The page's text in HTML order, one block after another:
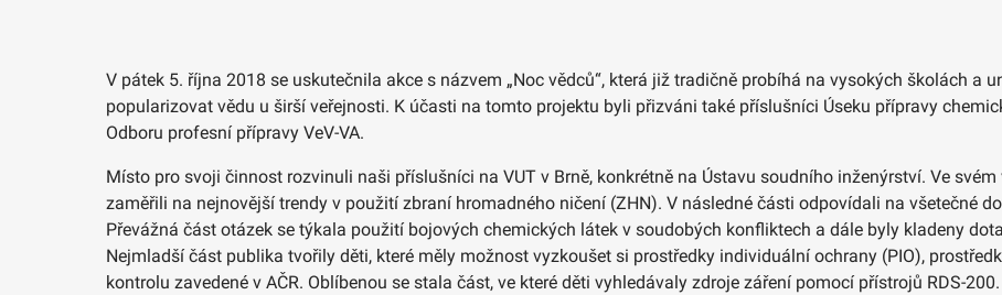
V pátek 5. října 2018 se uskutečnila akce s názvem „Noc vědců“, která již tradičně probíhá na vysokých školách a
popularizovat vědu u širší veřejnosti. K účasti na tomto projektu byli přizváni také příslušníci Úseku přípravy
Odboru profesní přípravy VeV-VA.
Místo pro svoji činnost rozvinuli naši příslušníci na VUT v Brně, konkrétně na Ústavu soudního inženýrství. Ve
zaměřili na nejnovější trendy v použití zbraní hromadného ničení (ZHN). V následné části odpovídali na všetečné
Převážná část otázek se týkala použití bojových chemických látek v soudobých konfliktech a dále byly kladeny
Nejmladší část publika tvořily děti, které měly možnost vyzkoušet si prostředky individuální ochrany (PIO),
kontrolu zavedené v AČR. Oblíbenou se stala část, ve které děti vyhledávaly zdroje záření pomocí přístrojů RDS-200.